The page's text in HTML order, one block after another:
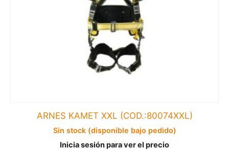
ARNES KAMET XXL (COD.:80074XXL)
Sin stock (disponible bajo pedido)
Inicia sesión para ver el precio